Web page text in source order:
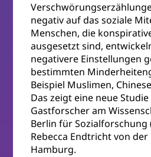
negativ auf das soziale
Menschen, die
ausgesetzt sind,
negativere Einstellungen
bestimmten
Beispiel Muslimen,
Das zeigt eine neue
Gastforscher am
Berlin für Sozialforschung
Rebecca Endtricht von
Hamburg.